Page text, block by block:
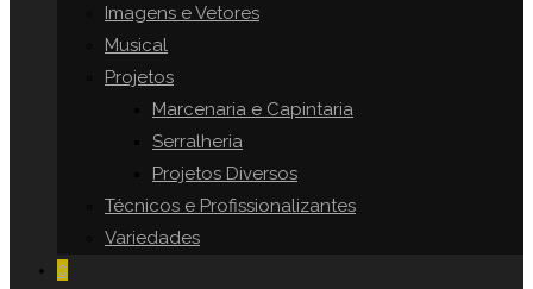
Imagens e Vetores
Musical
Projetos
Marcenaria e Capintaria
Serralheria
Projetos Diversos
Técnicos e Profissionalizantes
Variedades
0